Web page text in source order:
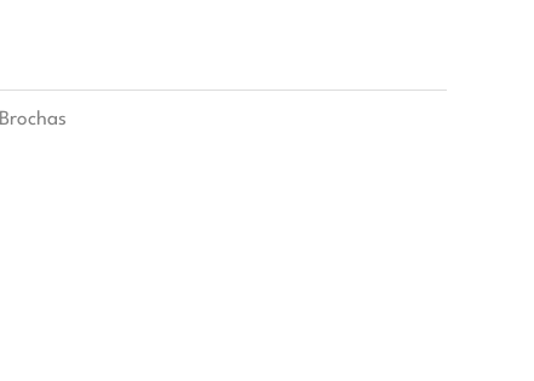
Brochas